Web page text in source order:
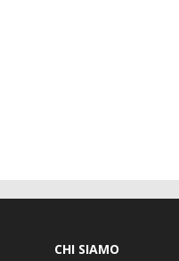
CHI SIAMO